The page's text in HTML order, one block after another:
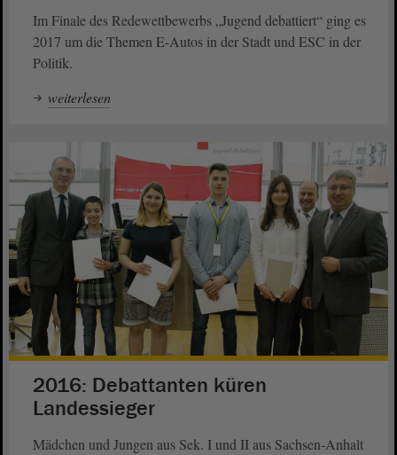
Im Finale des Redewettbewerbs „Jugend debattiert“ ging es
2017 um die Themen E-Autos in der Stadt und ESC in der
Politik.
weiterlesen
2016: Debattanten küren
Landessieger
Mädchen und Jungen aus Sek. I und II aus Sachsen-Anhalt